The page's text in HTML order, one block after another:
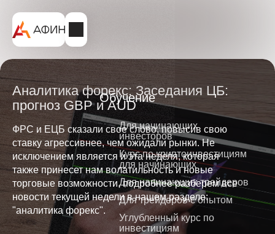
Обучение
Для начинающих
инвесторов
Курс по криптоинвестициям
для начинающих
Для начинающих трейдеров
Для трейдеров с опытом
Углубленный курс по
инвестициям
Аналитика форекс: Заседания ЦБ:
прогноз GBP и AUD
ФРС и ЕЦБ сказали свое слово, повысив свою
ставку агрессивнее, чем ожидали рынки. Не
исключением является и эта неделя, которая
также принесет нам волатильность и новые
торговые возможности, подробнее разберем все
новости текущей недели в нашем разделе:
"аналитика форекс".